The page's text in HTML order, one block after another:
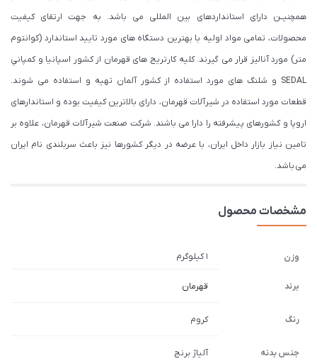
همچنیــن دارای استانداردهای بین المللی می باشد. به جهت ارتقای کیفیت
محصولات، تمامی مواد اولیه با بهترین دستگاه های مورد تایید استاندارد (كوانتوم
متر) مورد آنالیز قرار می گیرند. كليه كارتريج های قهرمان از كشور اسپانيا و كمپاني
SEDAL و شلنگ های مورد استفاده از کشور آلمان تهیه و استفاده می شوند.
قطعات مورد استفاده در شیرآلات قهرمان، دارای بالاترین کیفیت بوده و استاندارهای
اروپا و کشورهای پیشرفته را دارا می باشند. شرکت صنعت شیرآلات قهرمان، علاوه بر
تامین نیاز بازار داخل ایران، با عرضه در دیگر کشورها نیز باعث سربلندی نام ایران
می باشد.
مشخصات محصول
وزن 1 کیلوگرم
برند قهرمان
رنگ کروم
جنس بدنه آلیاژ برنج